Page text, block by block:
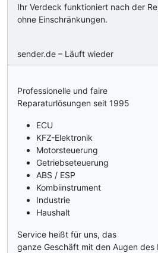
Ihr Verdeck funktioniert nach der
ohne Einschränkungen.
sender.de – Läuft wieder
Professionelle und faire
Reparaturlösungen seit 1995
ECU
KFZ-Elektronik
Motorsteuerung
Getriebseteuerung
ABS / ESP
Kombiinstrument
Industrie
Haushalt
Service heißt für uns, das
ganze Geschäft mit den Augen des